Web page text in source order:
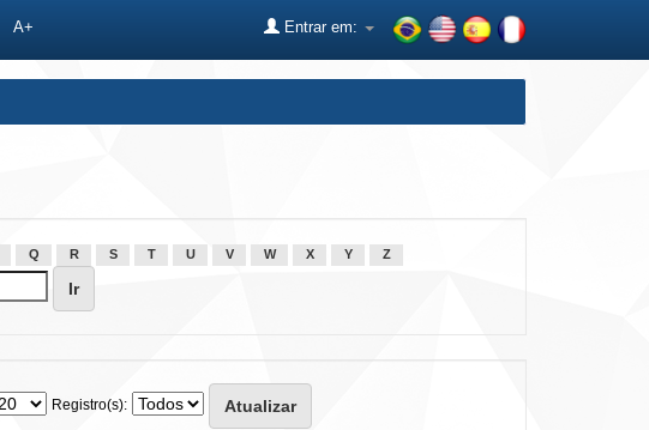
A+ Entrar em:
Q R S T U V W X Y Z
Registro(s):